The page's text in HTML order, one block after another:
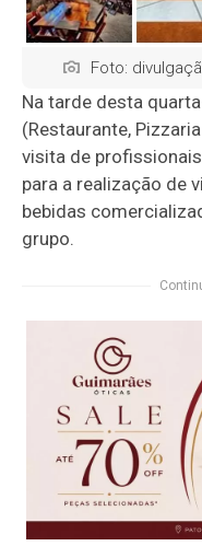
Foto:
Na tarde desta
(Restaurante,
visita de
para a realização de
bebidas
grupo.